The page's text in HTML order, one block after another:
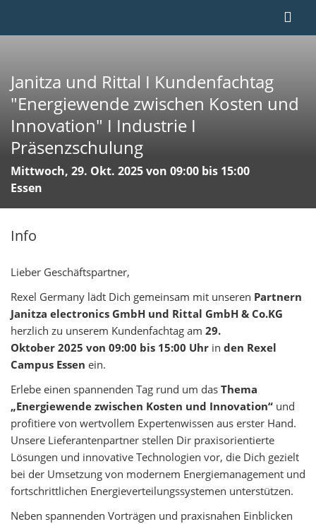
Janitza und Rittal I Kundenfachtag
"Energiewende zwischen Kosten und
Innovation" I Industrie I
Präsenzschulung
Mittwoch, 29. Okt. 2025 von 09:00 bis 15:00
Essen
Info
Lieber Geschäftspartner,
Rexel Germany lädt Dich gemeinsam mit unseren Partnern
Janitza electronics GmbH und Rittal GmbH & Co.KG
herzlich zu unserem Kundenfachtag am 29.
Oktober 2025 von 09:00 bis 15:00 Uhr in den Rexel
Campus Essen ein.
Erlebe einen spannenden Tag rund um das Thema
„Energiewende zwischen Kosten und Innovation“ und
profitiere von wertvollem Expertenwissen aus erster Hand.
Unsere Lieferantenpartner stellen Dir praxisorientierte
Lösungen und innovative Technologien vor, die Dich gezielt
bei der Umsetzung von modernem Energiemanagement und
fortschrittlichen Energieverteilungssystemen unterstützen.
Neben spannenden Vorträgen und praxisnahen Einblicken